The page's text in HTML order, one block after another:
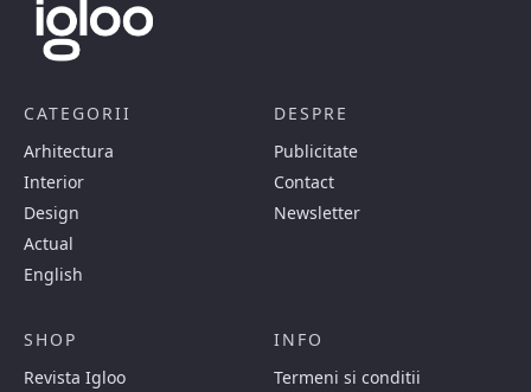
CATEGORII
Arhitectura
Interior
Design
Actual
English
DESPRE
Publicitate
Contact
Newsletter
SHOP
Revista Igloo
INFO
Termeni si conditii